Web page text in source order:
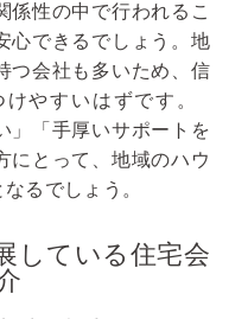
係性の中で行われるこ
心できるでしょう。地
つ会社も多いため、信
やすいはずです。
」「手厚いサポートを
にとって、地域のハウ
るでしょう。
している住宅会